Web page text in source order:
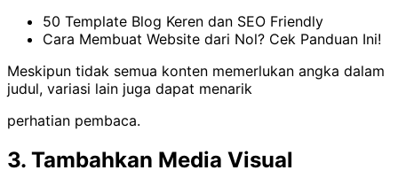
50 Template Blog Keren dan SEO Friendly
Cara Membuat Website dari Nol? Cek Panduan Ini!
Meskipun tidak semua konten memerlukan angka dalam
judul, variasi lain juga dapat menarik
perhatian pembaca.
3. Tambahkan Media Visual